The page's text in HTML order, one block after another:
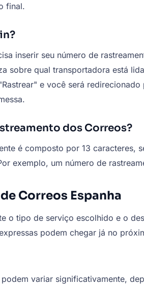
final.
inserir seu número de
sobre qual transportadora está
e você será
dos Correos?
é composto por 13 caracteres,
exemplo, um número de
Correos Espanha
o tipo de serviço escolhido e o
podem chegar já no
variar significativamente,